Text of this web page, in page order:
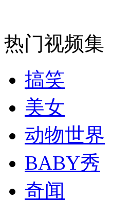
走！跟着总书记去植树
消防员救轻生者
司机酒驾遇交警 急速倒车逃窜
热门视频集
搞笑
美女
动物世界
BABY秀
奇闻